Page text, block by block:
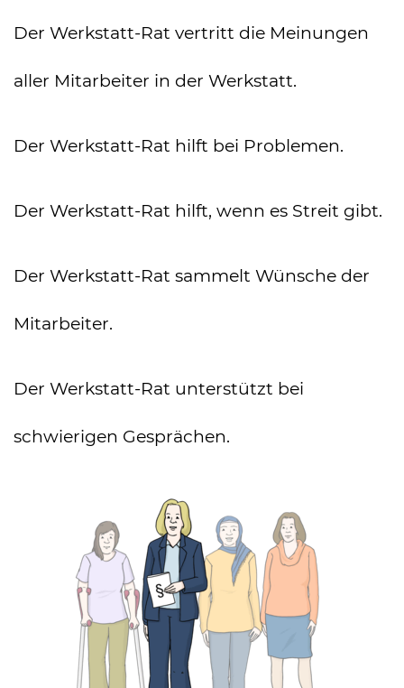
Der Werkstatt-Rat vertritt die Meinungen
aller Mitarbeiter in der Werkstatt.
Der Werkstatt-Rat hilft bei Problemen.
Der Werkstatt-Rat hilft, wenn es Streit gibt.
Der Werkstatt-Rat sammelt Wünsche der
Mitarbeiter.
Der Werkstatt-Rat unterstützt bei
schwierigen Gesprächen.